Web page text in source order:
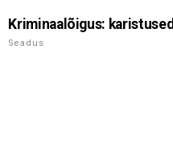
Kriminaalõigus: karistused
Seadus